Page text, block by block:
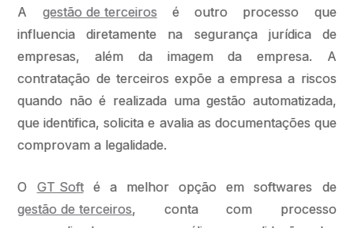
A gestão de terceirosé outro processo que
influencia diretamente na segurança jurídica de
empresas, além da imagem da empresa. A
contratação de terceiros expõe a empresa a riscos
quando não é realizada uma gestão automatizada,
que identifica, solicita e avalia as documentações que
comprovam a legalidade.
O GT Softé a melhor opção em softwares de
gestão de terceiros, conta com processo